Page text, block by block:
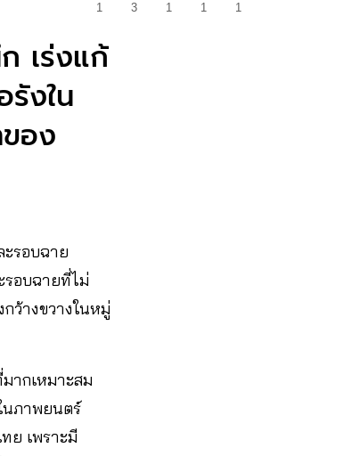
1
3 1 1 1
เร่งแก้
งใน
อง
รอบฉาย
อบฉายที่ไม่
ว้างขวางในหมู่
ากเหมาะสม
นภาพยนตร์
ย เพราะมี